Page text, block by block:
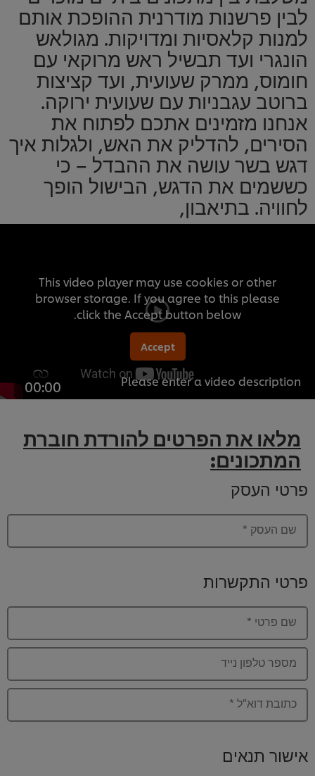
לבין פרשנות מודרנית ההופכת אותם
למנות קלאסיות ומדויקות. מגולאש
הונגרי ועד תבשיל ראש מרוקאי עם
חומוס, ממרק שעועית, ועד קציצות
ברוטב עגבניות עם שעועית ירוקה.
אנחנו מזמינים אתכם לפתוח את
הסירים, להדליק את האש, ולגלות איך
דגש בשר עושה את ההבדל – כי
כששמים את הדגש, הבישול הופך
לחוויה. בתיאבון,
This video player may use cookies or other
browser storage. If you agree to this please
click the Accept button below.
Accept
Please enter a video description
00:00
מלאו את הפרטים להורדת חוברת
המתכונים:
פרטי העסק
שם העסק *
פרטי התקשרות
שם פרטי *
מספר טלפון נייד
כתובת דוא"ל *
אישור תנאים